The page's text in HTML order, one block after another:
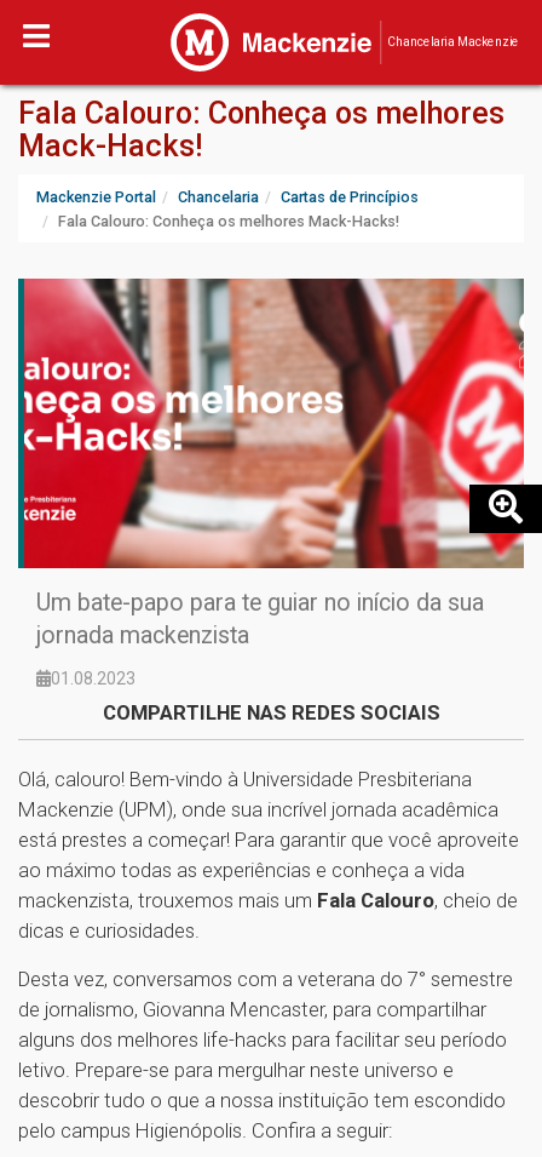
Chancelaria Mackenzie
Fala Calouro: Conheça os melhores
Mack-Hacks!
Mackenzie Portal Chancelaria
Cartas de Princípios
Fala Calouro: Conheça os melhores Mack-Hacks!
Um bate-papo para te guiar no início da sua
jornada mackenzista
01.08.2023
COMPARTILHE NAS REDES SOCIAIS
Olá, calouro! Bem-vindo à Universidade Presbiteriana
Mackenzie (UPM), onde sua incrível jornada acadêmica
está prestes a começar! Para garantir que você aproveite
ao máximo todas as experiências e conheça a vida
mackenzista, trouxemos mais um Fala Calouro, cheio de
dicas e curiosidades.
Desta vez, conversamos com a veterana do 7° semestre
de jornalismo, Giovanna Mencaster, para compartilhar
alguns dos melhores life-hacks para facilitar seu período
letivo. Prepare-se para mergulhar neste universo e
descobrir tudo o que a nossa instituição tem escondido
pelo campus Higienópolis. Confira a seguir: